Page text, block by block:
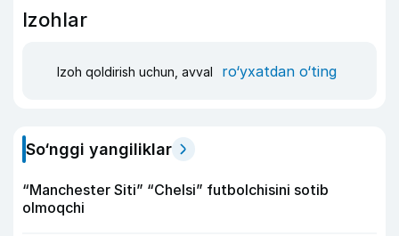
Izohlar
Izoh qoldirish uchun, avval ro‘yxatdan o‘ting
So‘nggi yangiliklar
“Manchester Siti” “Chelsi” futbolchisini sotib
olmoqchi